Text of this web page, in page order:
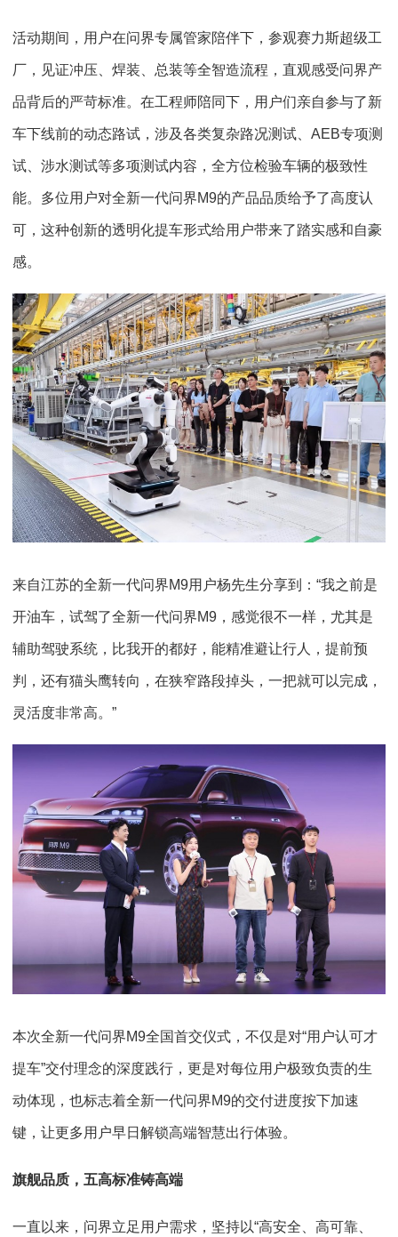
活动期间，用户在问界专属管家陪伴下，参观赛力斯超级工
厂，见证冲压、焊装、总装等全智造流程，直观感受问界产
品背后的严苛标准。在工程师陪同下，用户们亲自参与了新
车下线前的动态路试，涉及各类复杂路况测试、AEB专项测
试、涉水测试等多项测试内容，全方位检验车辆的极致性
能。多位用户对全新一代问界M9的产品品质给予了高度认
可，这种创新的透明化提车形式给用户带来了踏实感和自豪
感。
来自江苏的全新一代问界M9用户杨先生分享到：“我之前是
开油车，试驾了全新一代问界M9，感觉很不一样，尤其是
辅助驾驶系统，比我开的都好，能精准避让行人，提前预
判，还有猫头鹰转向，在狭窄路段掉头，一把就可以完成，
灵活度非常高。”
本次全新一代问界M9全国首交仪式，不仅是对“用户认可才
提车”交付理念的深度践行，更是对每位用户极致负责的生
动体现，也标志着全新一代问界M9的交付进度按下加速
键，让更多用户早日解锁高端智慧出行体验。
旗舰品质，五高标准铸高端
一直以来，问界立足用户需求，坚持以“高安全、高可靠、